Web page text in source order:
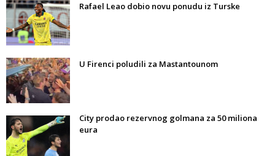
Rafael Leao dobio novu ponudu iz Turske
U Firenci poludili za Mastantounom
City prodao rezervnog golmana za 50 miliona
eura